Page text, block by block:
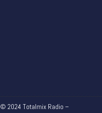
© 2024 Totalmix Radio –